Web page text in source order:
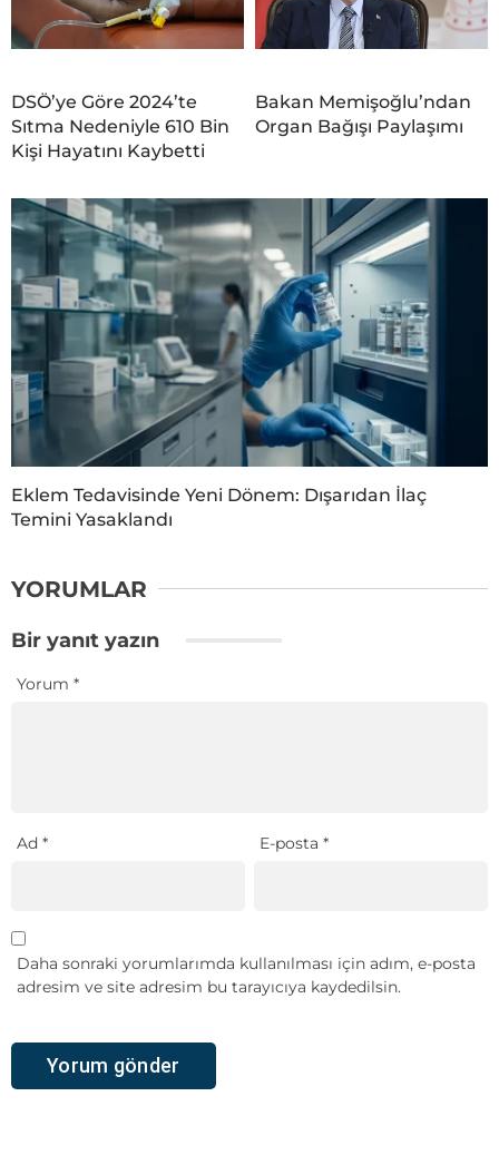
DSÖ’ye Göre 2024’te
Sıtma Nedeniyle 610 Bin
Kişi Hayatını Kaybetti
Bakan Memişoğlu’ndan
Organ Bağışı Paylaşımı
Eklem Tedavisinde Yeni Dönem: Dışarıdan İlaç
Temini Yasaklandı
YORUMLAR
Bir yanıt yazın
Yorum *
Ad * E-posta*
Daha sonraki yorumlarımda kullanılması için adım, e-posta
adresim ve site adresim bu tarayıcıya kaydedilsin.